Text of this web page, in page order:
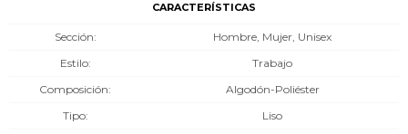
CARACTERÍSTICAS
Sección
Hombre, Mujer, Unisex
Estilo
Trabajo
Composición
Algodón-Poliéster
Tipo
Liso